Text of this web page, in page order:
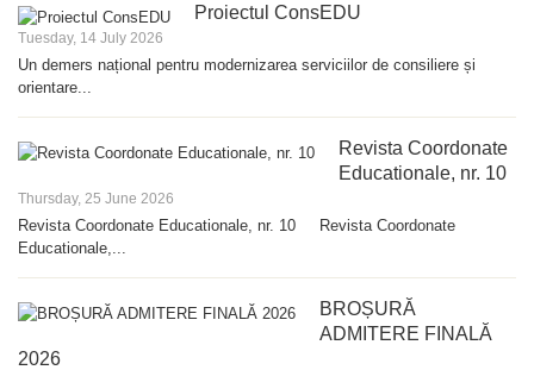
Proiectul ConsEDU
Tuesday, 14 July 2026
Un demers național pentru modernizarea serviciilor de consiliere și
orientare...
Revista Coordonate
Educationale, nr. 10
Thursday, 25 June 2026
Revista Coordonate Educationale, nr. 10 Revista Coordonate
Educationale,...
BROȘURĂ
ADMITERE FINALĂ
2026